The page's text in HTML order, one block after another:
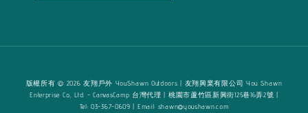
版權所有 © 2026 友翔戶外 YouShawn Outdoors | 友翔興業有限公司 You Shawn
Enterprise Co., Ltd. - CanvasCamp 台灣代理 | 桃園市蘆竹區新興街125巷16弄2號 |
Tel: 03-367-0609 | Email: shawn@youshawn.com